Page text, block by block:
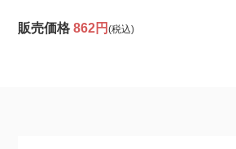
販売価格 862円(税込)